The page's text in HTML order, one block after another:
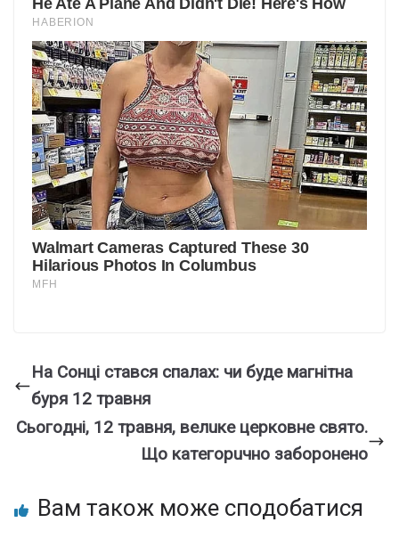
На Сонці стався спалах: чи буде магнітна
буря 12 травня
Cьoгoднi, 12 тpaвня, вeлuкe цepкoвнe cвятo.
Щo кaтeгopuчнo зaбopoнeнo
Вам також може сподобатися